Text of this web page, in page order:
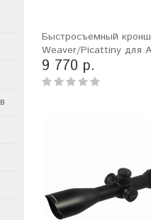
Быстросъемный
Weaver/Picattiny для
9 770 р.